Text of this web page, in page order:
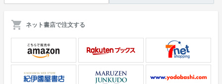
ネット書店で注文する